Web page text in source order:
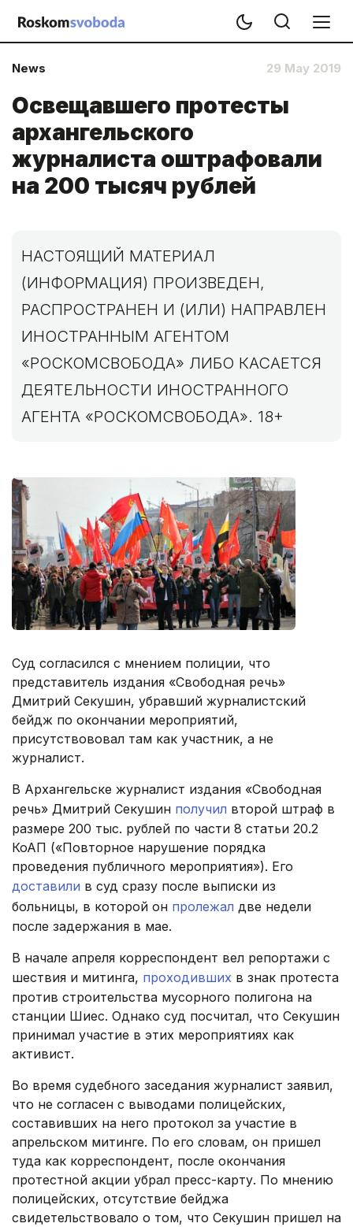
News 29 May 2019
Освещавшего протесты
архангельского
журналиста оштрафовали
на 200 тысяч рублей
НАСТОЯЩИЙ МАТЕРИАЛ
(ИНФОРМАЦИЯ) ПРОИЗВЕДЕН,
РАСПРОСТРАНЕН И (ИЛИ) НАПРАВЛЕН
ИНОСТРАННЫМ АГЕНТОМ
«РОСКОМСВОБОДА» ЛИБО КАСАЕТСЯ
ДЕЯТЕЛЬНОСТИ ИНОСТРАННОГО
АГЕНТА «РОСКОМСВОБОДА». 18+
Суд согласился с мнением полиции, что
представитель издания «Свободная речь»
Дмитрий Секушин, убравший журналистский
бейдж по окончании мероприятий,
присутствововал там как участник, а не
журналист.
В Архангельске журналист издания «Свободная
речь» Дмитрий Секушин получил второй штраф в
размере 200 тыс. рублей по части 8 статьи 20.2
КоАП («Повторное нарушение порядка
проведения публичного мероприятия»). Его
доставили в суд сразу после выписки из
больницы, в которой он пролежал две недели
после задержания в мае.
В начале апреля корреспондент вел репортажи с
шествия и митинга, проходивших в знак протеста
против строительства мусорного полигона на
станции Шиес. Однако суд посчитал, что Секушин
принимал участие в этих мероприятиях как
активист.
Во время судебного заседания журналист заявил,
что не согласен с выводами полицейских,
составивших на него протокол за участие в
апрельском митинге. По его словам, он пришел
туда как корреспондент, после окончания
протестной акции убрал пресс-карту. По мнению
полицейских, отсутствие бейджа
свидетельствовало о том, что Секушин пришел на